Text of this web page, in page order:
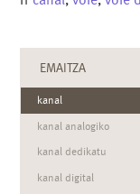
EMAITZA
kanal
kanal analogiko
kanal dedikatu
kanal digital